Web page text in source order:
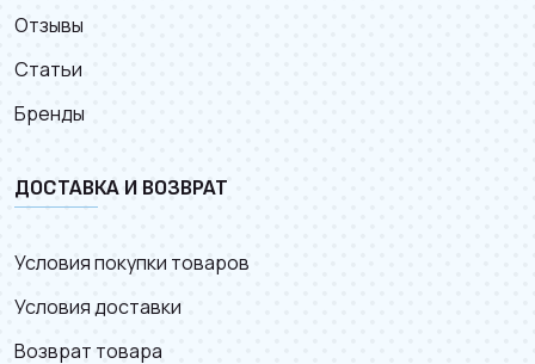
Отзывы
Статьи
Бренды
ДОСТАВКА И ВОЗВРАТ
Условия покупки товаров
Условия доставки
Возврат товара